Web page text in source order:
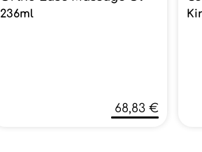
236ml
68,83 €